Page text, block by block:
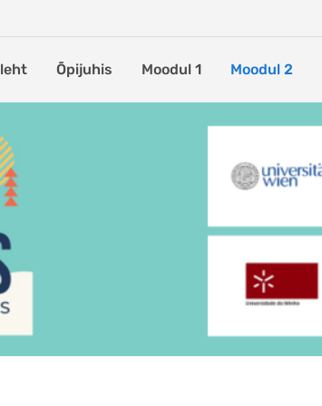
Õpijuhis Moodul 1 Moodul 2